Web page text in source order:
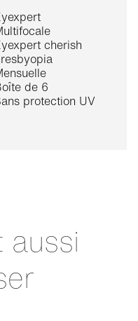
cherish
de 6
protection UV
aussi